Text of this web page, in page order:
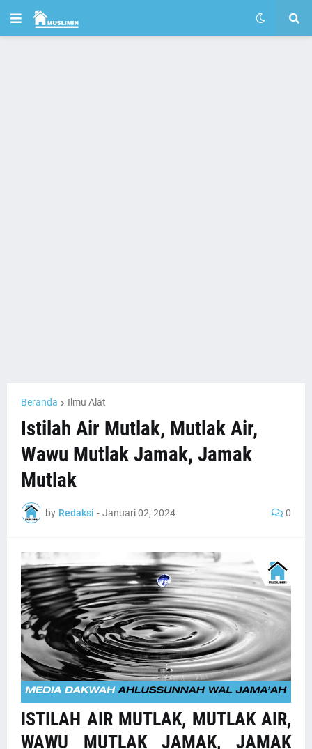
Beranda Ilmu Alat
Istilah Air Mutlak, Mutlak Air,
Wawu Mutlak Jamak, Jamak
Mutlak
by Redaksi - Januari 02, 2024 0
ISTILAH AIR MUTLAK, MUTLAK AIR,
WAWU MUTLAK JAMAK, JAMAK